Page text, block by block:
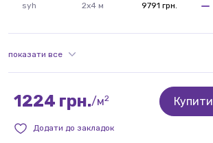
syh 2x4 м 9791 грн.
показати все
1224 грн./м2 Купити
Додати до закладок